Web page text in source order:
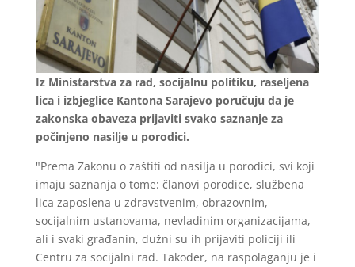
Iz Ministarstva za rad, socijalnu politiku, raseljena
lica i izbjeglice Kantona Sarajevo poručuju da je
zakonska obaveza prijaviti svako saznanje za
počinjeno nasilje u porodici.
"Prema Zakonu o zaštiti od nasilja u porodici, svi koji
imaju saznanja o tome: članovi porodice, službena
lica zaposlena u zdravstvenim, obrazovnim,
socijalnim ustanovama, nevladinim organizacijama,
ali i svaki građanin, dužni su ih prijaviti policiji ili
Centru za socijalni rad. Također, na raspolaganju je i